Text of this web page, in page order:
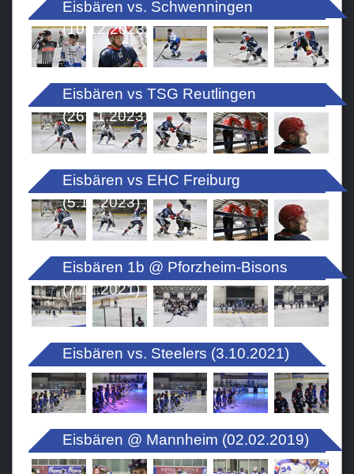
Eisbären vs. Schwenningen
(10.12.2023)
Eisbären vs TSG Reutlingen
(26.11.2023)
Eisbären vs EHC Freiburg
(5.11.2023)
Eisbären 1b @ Pforzheim-Bisons
(7.11.2021)
Eisbären vs. Steelers (3.10.2021)
Eisbären @ Mannheim (02.02.2019)